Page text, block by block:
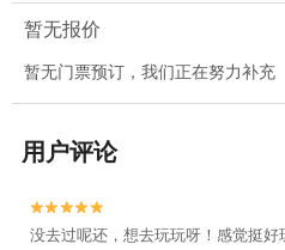
暂无报价
暂无门票预订，我们正在努力补充
用户评论


没去过呢还，想去玩玩呀！感觉挺好